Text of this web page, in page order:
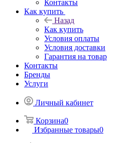
Контакты
Как купить
Назад
Как купить
Условия оплаты
Условия доставки
Гарантия на товар
Контакты
Бренды
Услуги
Личный кабинет
Корзина0
Избранные товары0